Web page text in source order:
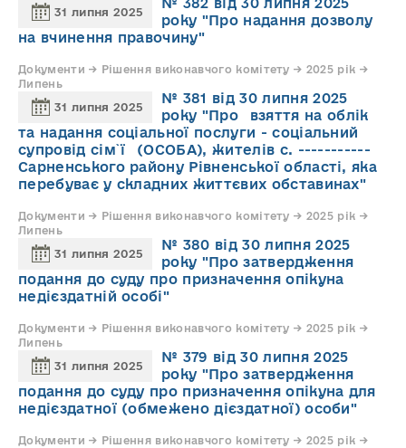
31 липня 2025
№ 382 від 30 липня 2025
року "Про надання дозволу
на вчинення правочину"
Документи → Рішення виконавчого комітету → 2025 рік →
Липень
31 липня 2025
№ 381 від 30 липня 2025
року "Про взяття на облік
та надання соціальної послуги - соціальний
супровід cім`ї (ОСОБА), жителів с. -----------
Сарненського району Рівненської області, яка
перебуває у складних життєвих обставинах"
Документи → Рішення виконавчого комітету → 2025 рік →
Липень
31 липня 2025
№ 380 від 30 липня 2025
року "Про затвердження
подання до суду про призначення опікуна
недієздатній особі"
Документи → Рішення виконавчого комітету → 2025 рік →
Липень
31 липня 2025
№ 379 від 30 липня 2025
року "Про затвердження
подання до суду про призначення опікуна для
недієздатної (обмежено дієздатної) особи"
Документи → Рішення виконавчого комітету → 2025 рік →